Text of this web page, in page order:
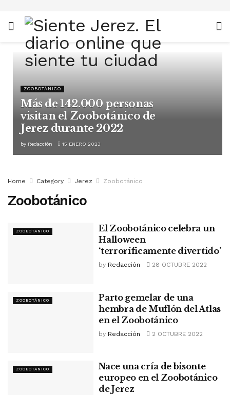
ZOOBOTÁNICO
Más de 142.000 personas
visitan el Zoobotánico de
Jerez durante 2022
by Redacción 15 ENERO 2023
Home Category Jerez Zoobotánico
Zoobotánico
ZOOBOTÁNICO
El Zoobotánico celebra un
Halloween
‘terroríficamente divertido’
by Redacción 28 OCTUBRE 2022
ZOOBOTÁNICO
Parto gemelar de una
hembra de Muflón del Atlas
en el Zoobotánico
by Redacción 2 OCTUBRE 2022
ZOOBOTÁNICO
Nace una cría de bisonte
europeo en el Zoobotánico
de Jerez